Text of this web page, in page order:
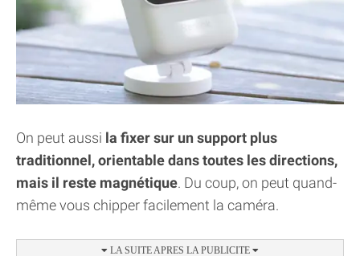
On peut aussi la fixer sur un support plus
traditionnel, orientable dans toutes les directions,
mais il reste magnétique. Du coup, on peut quand-
même vous chipper facilement la caméra.